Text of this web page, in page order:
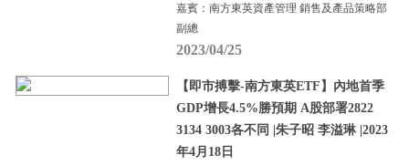
嘉賓：南方東英資產管理 銷售及產品策略部
副總
2023/04/25
【即市搏擊-南方東英ETF】內地首季
GDP增長4.5%勝預期 A股部署2822
3134 3003各不同 |朱子昭 李溢琳 |2023
年4月18日